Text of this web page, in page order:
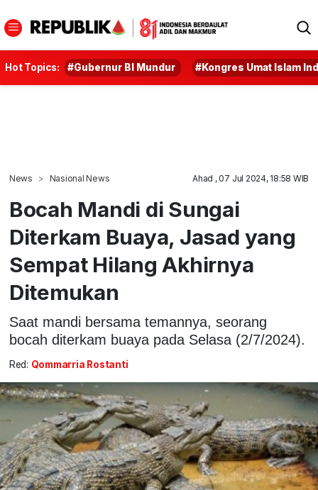
Hot Topics: #Gubernur BI Mundur #Kongres Umat Islam
News Nasional News Ahad , 07 Jul 2024, 18:58 WIB
Bocah Mandi di Sungai
Diterkam Buaya, Jasad yang
Sempat Hilang Akhirnya
Ditemukan
Saat mandi bersama temannya, seorang
bocah diterkam buaya pada Selasa (2/7/2024).
Red: Qommarria Rostanti